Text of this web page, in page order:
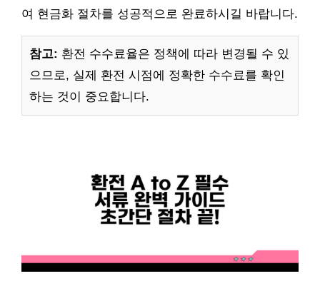
여 현금화 절차를 성공적으로 완료하시길 바랍니다.
참고: 환전 수수료율은 정책에 따라 변경될 수 있
으므로, 실제 환전 시점에 정확한 수수료를 확인
하는 것이 중요합니다.